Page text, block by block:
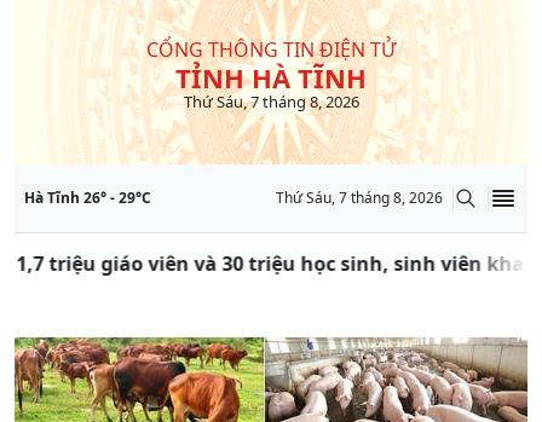
CỔNG THÔNG TIN ĐIỆN TỬ
TỈNH HÀ TĨNH
Thứ Sáu, 7 tháng 8, 2026
Hà Tĩnh 26° -29°C Thứ Sáu, 7 tháng 8, 2026
1,7 triệu giáo viên và 30 triệu học sinh, sinh viên khai